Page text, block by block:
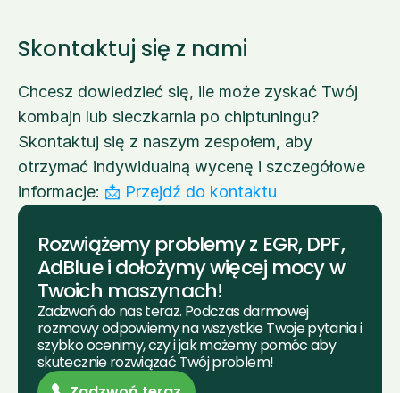
Skontaktuj się z nami
Chcesz dowiedzieć się, ile może zyskać Twój
kombajn lub sieczkarnia po chiptuningu?
Skontaktuj się z naszym zespołem, aby
otrzymać indywidualną wycenę i szczegółowe
informacje: 📩 Przejdź do kontaktu
Rozwiążemy problemy z EGR, DPF,
AdBlue i dołożymy więcej mocy w
Twoich maszynach!
Zadzwoń do nas teraz. Podczas darmowej
rozmowy odpowiemy na wszystkie Twoje pytania i
szybko ocenimy, czy i jak możemy pomóc aby
skutecznie rozwiązać Twój problem!